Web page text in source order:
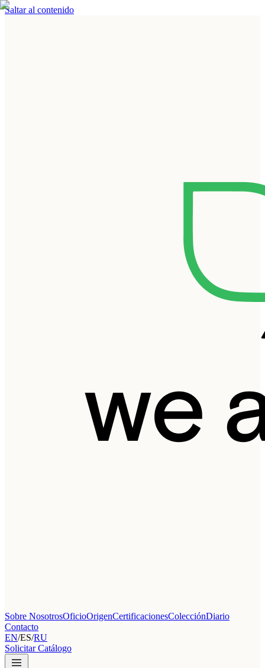
Saltar al contenido
Sobre NosotrosOficioOrigenCertificacionesColecciónDiario
Contacto
EN/ES/RU
Solicitar Catálogo